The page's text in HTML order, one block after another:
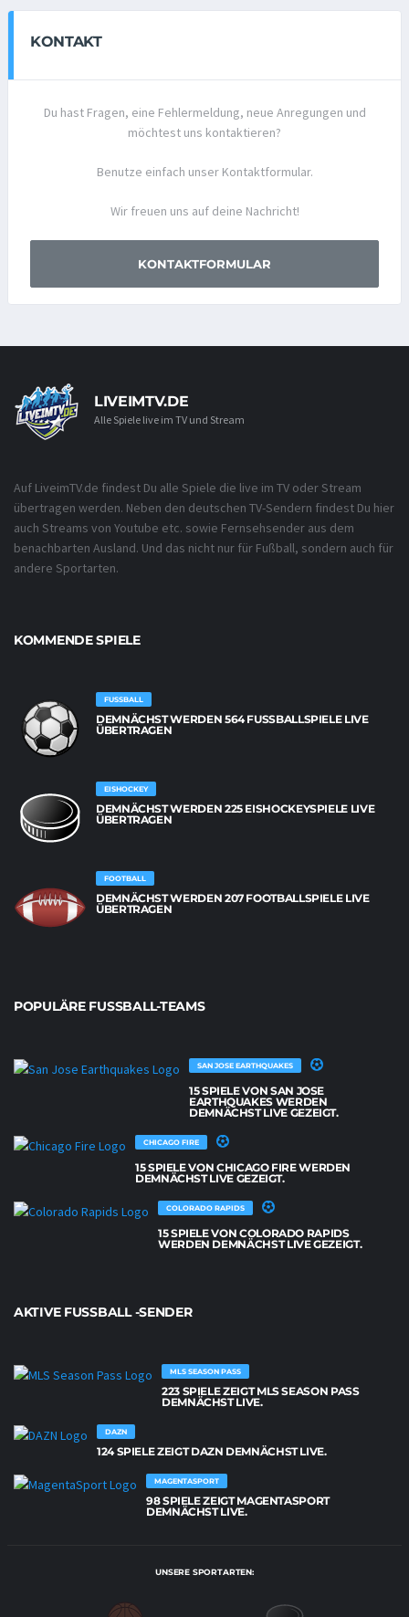
KONTAKT
Du hast Fragen, eine Fehlermeldung, neue Anregungen und
möchtest uns kontaktieren?
Benutze einfach unser Kontaktformular.
Wir freuen uns auf deine Nachricht!
KONTAKTFORMULAR
LIVEIMTV.DE
Alle Spiele live im TV und Stream
Auf LiveimTV.de findest Du alle Spiele die live im TV oder Stream
übertragen werden. Neben den deutschen TV-Sendern findest Du hier
auch Streams von Youtube etc. sowie Fernsehsender aus dem
benachbarten Ausland. Und das nicht nur für Fußball, sondern auch für
andere Sportarten.
KOMMENDE SPIELE
FUSSBALL
DEMNÄCHST WERDEN 564 FUSSBALLSPIELE LIVE Ü
BERTRAGEN
EISHOCKEY
DEMNÄCHST WERDEN 225 EISHOCKEYSPIELE LIVE
ÜBERTRAGEN
FOOTBALL
DEMNÄCHST WERDEN 207 FOOTBALLSPIELE LIVE
ÜBERTRAGEN
POPULÄRE FUSSBALL-TEAMS
SAN JOSE EARTHQUAKES
15 SPIELE VON SAN JOSE
EARTHQUAKES WERDEN
DEMNÄCHST LIVE GEZEIGT.
CHICAGO FIRE
15 SPIELE VON CHICAGO FIRE WERDEN
DEMNÄCHST LIVE GEZEIGT.
COLORADO RAPIDS
15 SPIELE VON COLORADO RAPIDS
WERDEN DEMNÄCHST LIVE GEZEIGT.
AKTIVE FUSSBALL -SENDER
MLS SEASON PASS
223 SPIELE ZEIGT MLS SEASON PASS
DEMNÄCHST LIVE.
DAZN
124 SPIELE ZEIGT DAZN DEMNÄCHST LIVE.
MAGENTASPORT
98 SPIELE ZEIGT MAGENTASPORT
DEMNÄCHST LIVE.
UNSERE SPORTARTEN: